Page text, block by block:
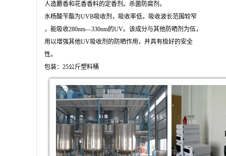
人造麝香和花香香料的定香剂。杀菌防腐剂。
水杨酸苄酯为UVB吸收剂，吸收率低，吸收波长范围较窄
，能吸收280nm—330nm的UV。该成分与其他防晒剂为伍，
用以增强其他UV吸收剂的防晒作用，并具有极好的安全
性。
包装：25公斤塑料桶